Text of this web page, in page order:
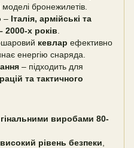
моделі бронежилетів.
– Італія, армійські та
2000-х років
кевлар ефективно
енергію снаряда.
– підходить для
та тактичного
виробами 80-
високий рівень безпеки